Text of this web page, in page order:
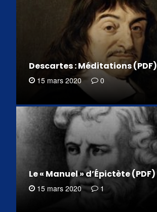
Descartes : Méditations (PDF)
15 mars 2020 0
Le « Manuel » d’Épictète (PDF)
15 mars 2020 1